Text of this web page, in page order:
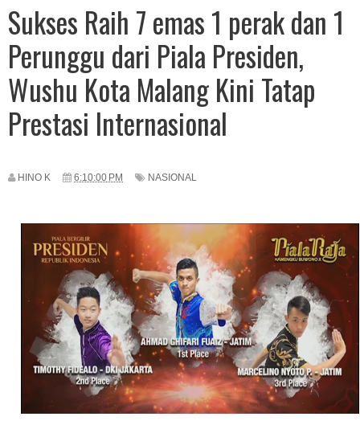
Sukses Raih 7 emas 1 perak dan 1
Perunggu dari Piala Presiden,
Wushu Kota Malang Kini Tatap
Prestasi Internasional
HINO K 6:10:00 PM NASIONAL